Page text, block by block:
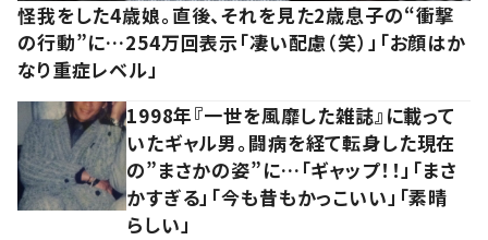
怪我をした4歳娘。直後、それを見た2歳息子の“衝撃
の行動”に…254万回表示「凄い配慮（笑）」「お顔はか
なり重症レベル」
1998年『一世を風靡した雑誌』に載って
いたギャル男。闘病を経て転身した現在
の”まさかの姿”に…「ギャップ！！」「まさ
かすぎる」「今も昔もかっこいい」「素晴
らしい」